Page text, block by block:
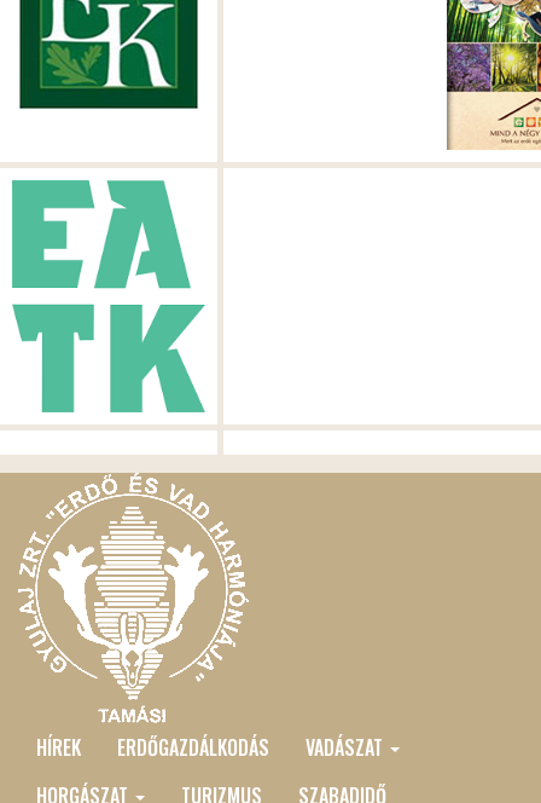
MAIN
HÍREK ERDŐGAZDÁLKODÁS
VADÁSZAT
HORGÁSZAT
TURIZMUS
SZABADIDŐ